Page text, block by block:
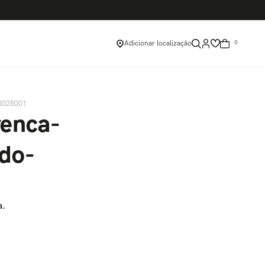
Adicionar localização 0